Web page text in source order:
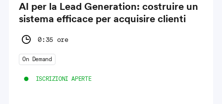
AI per la Lead Generation: costruire un
sistema efficace per acquisire clienti
0:35 ore
On Demand
ISCRIZIONI APERTE